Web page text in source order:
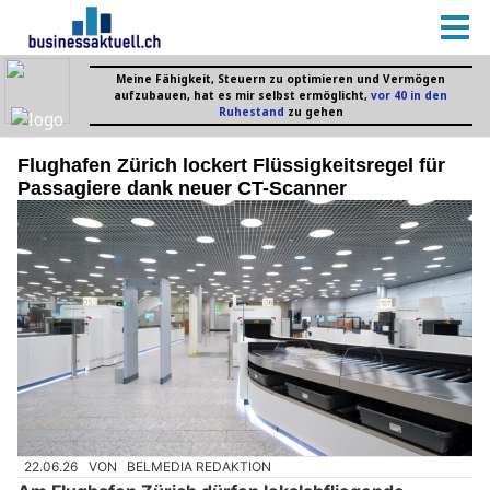
Flughafen Zürich lockert Flüssigkeitsregel für
Passagiere dank neuer CT-Scanner
22.06.26 VON BELMEDIA REDAKTION